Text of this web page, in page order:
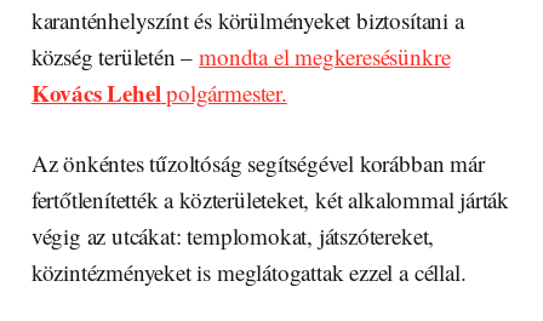
karanténhelyszínt és körülményeket biztosítani a
község területén –mondta el megkeresésünkre
Kovács Lehelpolgármester.
Az önkéntes tűzoltóság segítségével korábban már
fertőtlenítették a közterületeket, két alkalommal járták
végig az utcákat: templomokat, játszótereket,
közintézményeket is meglátogattak ezzel a céllal.